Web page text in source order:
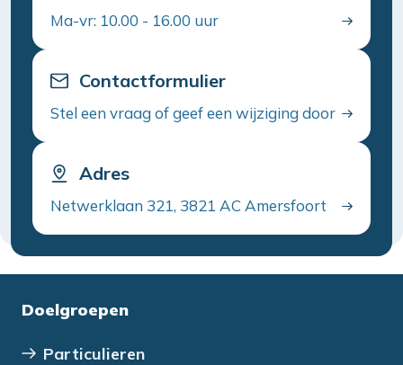
Ma-vr: 10.00 - 16.00 uur
Contactformulier
Stel een vraag of geef een wijziging door
Adres
Netwerklaan 321, 3821 AC Amersfoort
Doelgroepen
Particulieren